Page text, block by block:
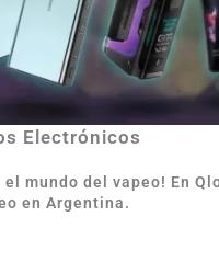
Electrónicos
mundo del vapeo! En
en Argentina.